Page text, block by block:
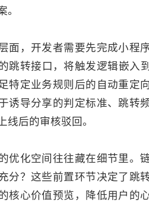
。
面，开发者需要先完成小程
跳转接口，将触发逻辑嵌
特定业务规则后的自动重定
诱导分享的判定标准、跳转
线后的审核驳回。
优化空间往往藏在细节里。
分？这些前置环节决定了跳
核心价值预览，降低用户的